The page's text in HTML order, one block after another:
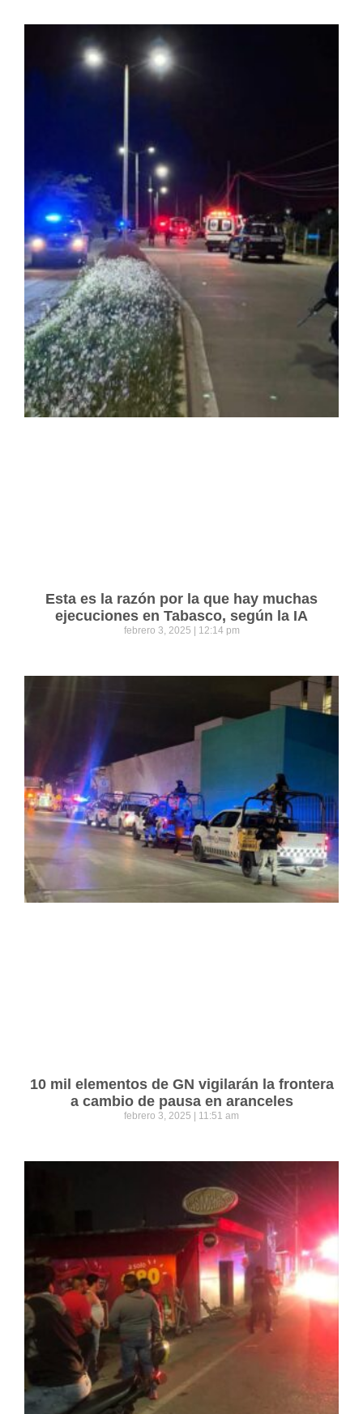
Esta es la razón por la que hay muchas
ejecuciones en Tabasco, según la IA
febrero 3, 2025 12:14 pm
10 mil elementos de GN vigilarán la frontera
a cambio de pausa en aranceles
febrero 3, 2025 11:51 am